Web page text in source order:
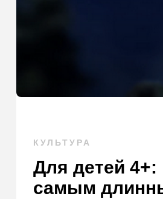
КУЛЬТУРА
Для детей
самым